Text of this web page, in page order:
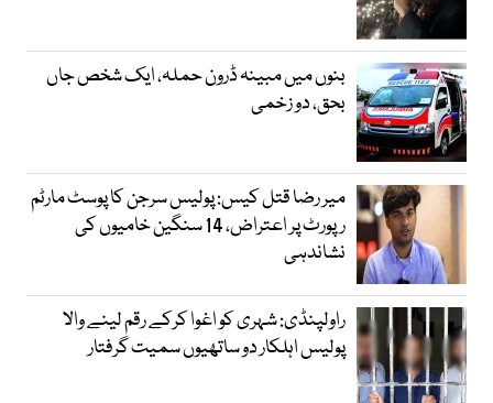
بنوں میں مبینہ ڈرون حملہ، ایک شخص جاں
بحق، دو زخمی
میر رضا قتل کیس: پولیس سرجن کا پوسٹ مارٹم
رپورٹ پر اعتراض، 14 سنگین خامیوں کی
نشاندہی
راولپنڈی: شہری کو اغوا کرکے رقم لینے والا
پولیس اہلکار دو ساتھیوں سمیت گرفتار